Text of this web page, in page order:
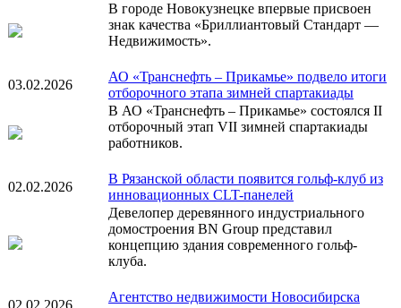
В городе Новокузнецке впервые присвоен
знак качества «Бриллиантовый Стандарт —
Недвижимость».
03.02.2026
АО «Транснефть – Прикамье» подвело итоги
отборочного этапа зимней спартакиады
В АО «Транснефть – Прикамье» состоялся II
отборочный этап VII зимней спартакиады
работников.
02.02.2026
В Рязанской области появится гольф-клуб из
инновационных CLT-панелей
Девелопер деревянного индустриального
домостроения BN Group представил
концепцию здания современного гольф-
клуба.
02.02.2026
Агентство недвижимости Новосибирска